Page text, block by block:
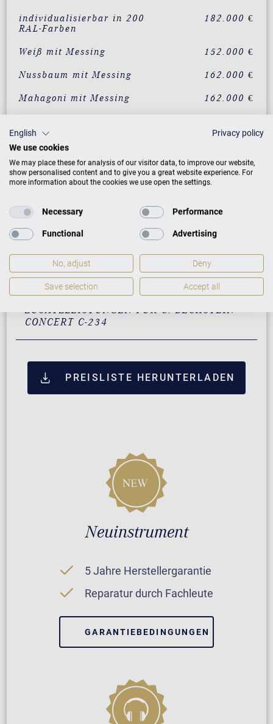
individualisierbar in 200
RAL-Farben
182.000 €
Weiß mit Messing 152.000 €
Nussbaum mit Messing 162.000 €
Mahagoni mit Messing 162.000 €
Wurzelnussbaum mit
Messing
Vavona mit Messing 182.000 €
Messing
Pyramidenmahagoni mit
Messing
182.000 €
ZUSATZLEISTUNGEN FÜR C. BECHSTEIN
CONCERT C-234
PREISLISTE HERUNTERLADEN
Neuinstrument
5 Jahre Herstellergarantie
Reparatur durch Fachleute
GARANTIEBEDINGUNGEN
English
Privacy policy
We use cookies
We may place these for analysis of our visitor data, to improve our website,
show personalised content and to give you a great website experience. For
more information about the cookies we use open the settings.
Necessary Performance
Functional Advertising
No, adjust Deny
Save selection Accept all